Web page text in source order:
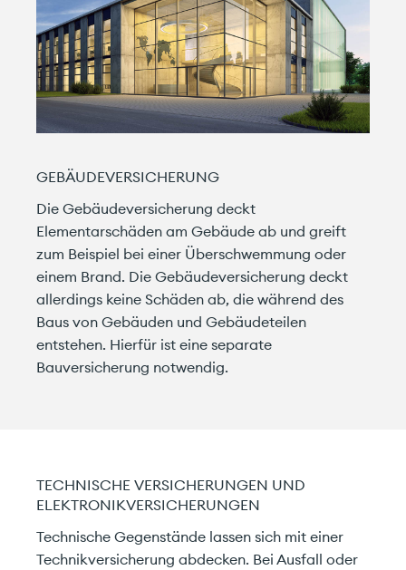
GEBÄUDEVERSICHERUNG
Die Gebäudeversicherung deckt
Elementarschäden am Gebäude ab und greift
zum Beispiel bei einer Überschwemmung oder
einem Brand. Die Gebäudeversicherung deckt
allerdings keine Schäden ab, die während des
Baus von Gebäuden und Gebäudeteilen
entstehen. Hierfür ist eine separate
Bauversicherung notwendig.
TECHNISCHE VERSICHERUNGEN UND
ELEKTRONIKVERSICHERUNGEN
Technische Gegenstände lassen sich mit einer
Technikversicherung abdecken. Bei Ausfall oder